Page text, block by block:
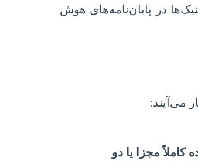
در پایان‌نامه‌های هوش
می‌آیند:
مجزا یا دو